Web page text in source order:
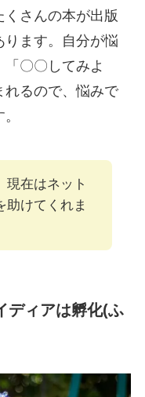
さんの本が出版
ります。自分が悩
〇〇してみよ
れるので、悩みで
現在はネット
助けてくれま
ディアは孵化(ふ